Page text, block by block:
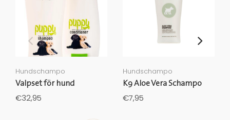
Hundschampo
Valpset för hund
€32,95
Hundschampo
K9 Aloe Vera Schampo
€7,95